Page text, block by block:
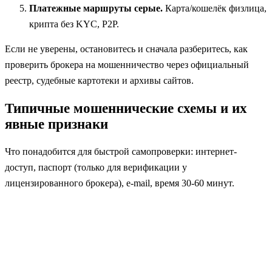
Платежные маршруты серые. Карта/кошелёк физлица,
крипта без KYC, P2P.
Если не уверены, остановитесь и сначала разберитесь, как
проверить брокера на мошенничество через официальный
реестр, судебные картотеки и архивы сайтов.
Типичные мошеннические схемы и их
явные признаки
Что понадобится для быстрой самопроверки: интернет-
доступ, паспорт (только для верификации у
лицензированного брокера), e-mail, время 30-60 минут.